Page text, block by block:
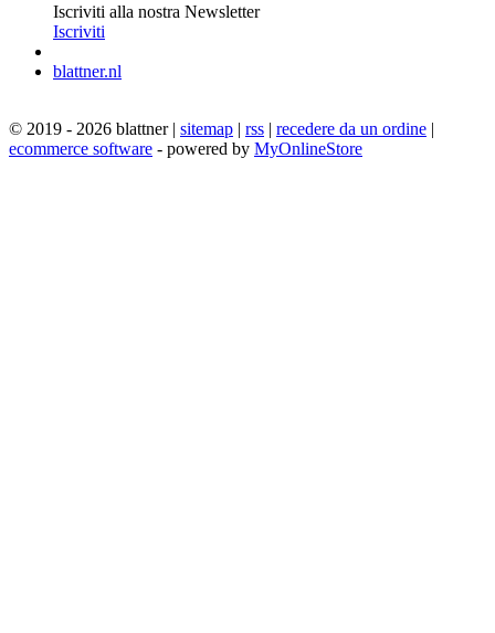
Iscriviti alla nostra Newsletter
Iscriviti
blattner.nl
© 2019 - 2026 blattner | sitemap | rss | recedere da un ordine |
ecommerce software - powered by MyOnlineStore